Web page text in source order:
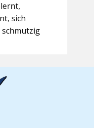
sich